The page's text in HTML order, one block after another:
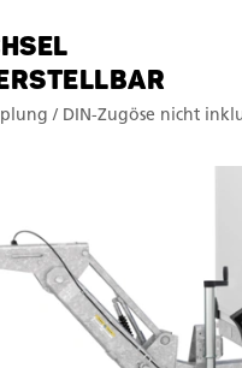
/ DIN-Zugöse nicht